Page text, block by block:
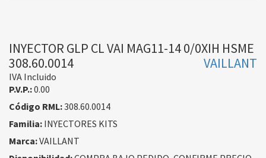
INYECTOR GLP CL VAI MAG11-14 0/0XIH HSME
308.60.0014
VAILLANT
IVA Incluido
P.V.P.:0.00
Código RML:308.60.0014
Familia: INYECTORES KITS
Marca:VAILLANT